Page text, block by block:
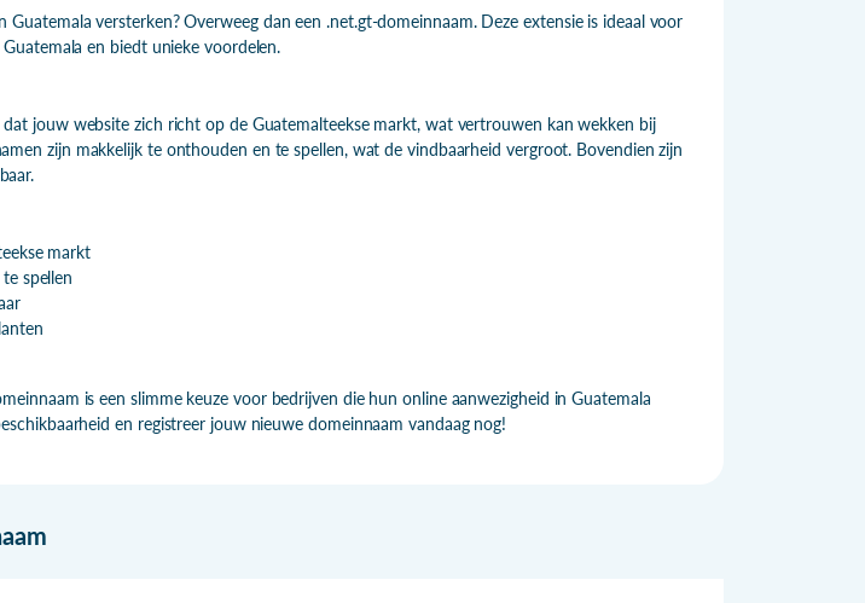
versterken? Overweeg dan een .net.gt-domeinnaam. Deze extensie is ideaal voor
en biedt unieke voordelen.
dat jouw website zich richt op de Guatemalteekse markt, wat vertrouwen kan wekken bij
zijn makkelijk te onthouden en te spellen, wat de vindbaarheid vergroot. Bovendien zijn
markt
spellen
is een slimme keuze voor bedrijven die hun online aanwezigheid in Guatemala
en registreer jouw nieuwe domeinnaam vandaag nog!